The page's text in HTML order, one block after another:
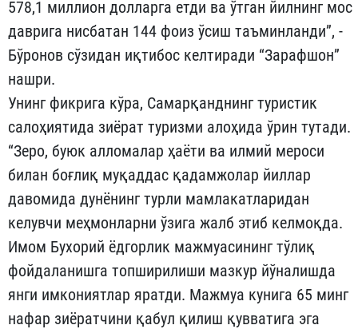
578,1 миллион долларга етди ва ўтган йилнинг мос
даврига нисбатан 144 фоиз ўсиш таъминланди”, -
Бўронов сўзидан иқтибос келтиради “Зарафшон”
нашри.
Унинг фикрига кўра, Самарқанднинг туристик
салоҳиятида зиёрат туризми алоҳида ўрин тутади.
“Зеро, буюк алломалар ҳаёти ва илмий мероси
билан боғлиқ муқаддас қадамжолар йиллар
давомида дунёнинг турли мамлакатларидан
келувчи меҳмонларни ўзига жалб этиб келмоқда.
Имом Бухорий ёдгорлик мажмуасининг тўлиқ
фойдаланишга топширилиши мазкур йўналишда
янги имкониятлар яратди. Мажмуа кунига 65 минг
нафар зиёратчини қабул қилиш қувватига эга